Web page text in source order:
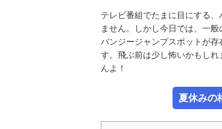
テレビ番組でたまに目にする
ません。しかし今日では、一
バンジージャンプスポットが
す。飛ぶ前は少し怖いかもし
んよ！
夏休みの